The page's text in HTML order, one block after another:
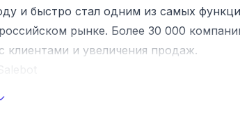
и быстро стал одним из самых
рынке. Более 30 000
клиентами и увеличения продаж.